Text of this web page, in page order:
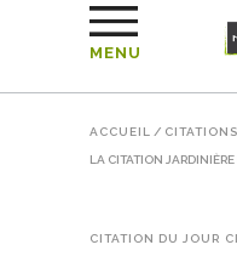
MENU
ACCUEIL / CITATIONS
LA CITATION JARDINIÈRE
CITATION DU JOUR